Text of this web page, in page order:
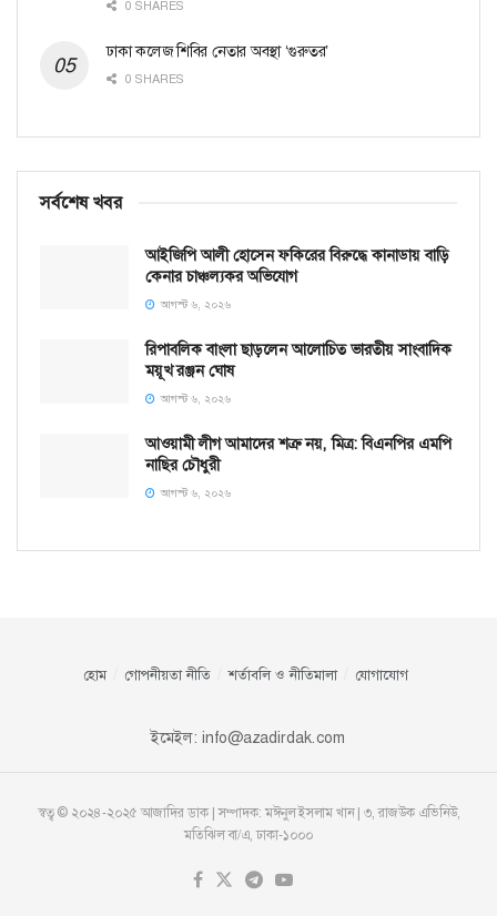
0 SHARES
ঢাকা কলেজ শিবির নেতার অবস্থা ‘গুরুতর’
0 SHARES
সর্বশেষ খবর
আইজিপি আলী হোসেন ফকিরের বিরুদ্ধে কানাডায় বাড়ি
কেনার চাঞ্চল্যকর অভিযোগ
আগস্ট ৬, ২০২৬
রিপাবলিক বাংলা ছাড়লেন আলোচিত ভারতীয় সাংবাদিক
ময়ূখ রঞ্জন ঘোষ
আগস্ট ৬, ২০২৬
আওয়ামী লীগ আমাদের শত্রু নয়, মিত্র: বিএনপির এমপি
নাছির চৌধুরী
আগস্ট ৬, ২০২৬
হোম গোপনীয়তা নীতি শর্তাবলি ও নীতিমালা যোগাযোগ
ইমেইল: info@azadirdak.com
স্বত্ব © ২০২৪-২০২৫ আজাদির ডাক | সম্পাদক: মঈনুল ইসলাম খান | ৩, রাজউক এভিনিউ,
মতিঝিল বা/এ, ঢাকা-১০০০